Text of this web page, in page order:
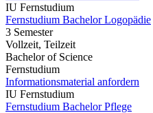
IU Fernstudium
Fernstudium Bachelor Logopädie
3 Semester
Vollzeit, Teilzeit
Bachelor of Science
Fernstudium
Informationsmaterial anfordern
IU Fernstudium
Fernstudium Bachelor Pflege